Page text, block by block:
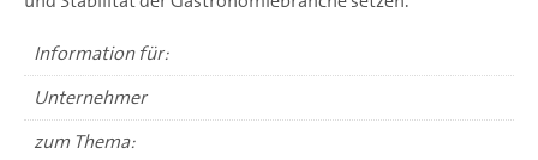
Information für:
Unternehmer
zum Thema: